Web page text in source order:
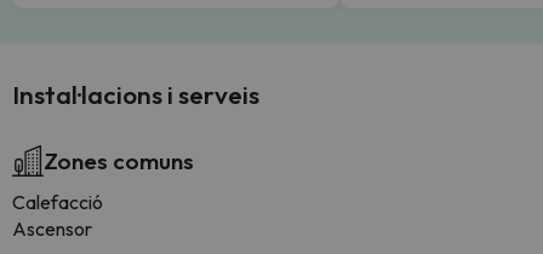
Instal·lacions i serveis
Zones comuns
Calefacció
Ascensor